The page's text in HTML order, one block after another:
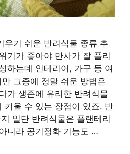
우기 쉬운 반려식물 종류 추
기가 좋아야 만사가 잘 풀리
하는데 인테리어, 가구 등 여
그중에 정말 쉬운 방법은
가 생존에 유리한 반려식물
키울 수 있는 장점이 있죠. 반
일단 반려식물은 플랜테리
니라 공기정화 기능도 …